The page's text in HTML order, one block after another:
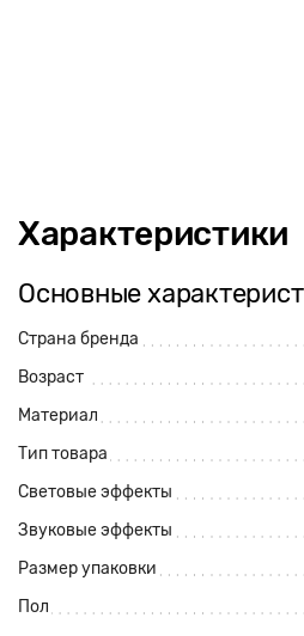
Характеристики
Основные
Страна бренда
Возраст
Материал
Тип товара
Световые эффекты
Звуковые эффекты
Размер упаковки
Пол